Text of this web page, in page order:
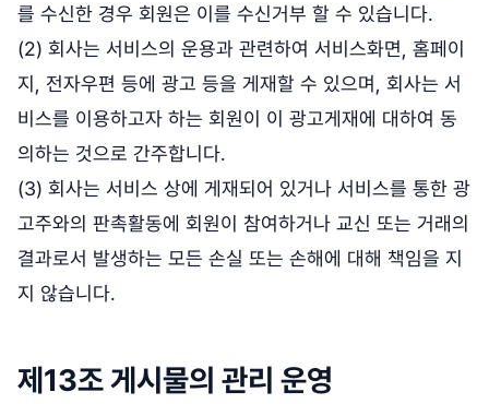
를 수신한 경우 회원은 이를 수신거부 할 수 있습니다.
(2) 회사는 서비스의 운용과 관련하여 서비스화면, 홈페이
지, 전자우편 등에 광고 등을 게재할 수 있으며, 회사는 서
비스를 이용하고자 하는 회원이 이 광고게재에 대하여 동
의하는 것으로 간주합니다.
(3) 회사는 서비스 상에 게재되어 있거나 서비스를 통한 광
고주와의 판촉활동에 회원이 참여하거나 교신 또는 거래의
결과로서 발생하는 모든 손실 또는 손해에 대해 책임을 지
지 않습니다.
제13조 게시물의 관리 운영